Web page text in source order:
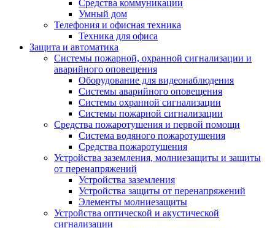
Средства коммуникации
Умный дом
Телефония и офисная техника
Техника для офиса
Защита и автоматика
Системы пожарной, охранной сигнализации и
аварийного оповещения
Оборудование для видеонаблюдения
Системы аварийного оповещения
Системы охранной сигнализации
Системы пожарной сигнализации
Средства пожаротушения и первой помощи
Система водяного пожаротушения
Средства пожаротушения
Устройства заземления, молниезащиты и защиты
от перенапряжений
Устройства заземления
Устройства защиты от перенапряжений
Элементы молниезащиты
Устройства оптической и акустической
сигнализации